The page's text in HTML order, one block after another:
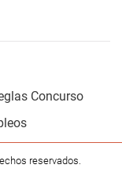
Concurso
reservados.